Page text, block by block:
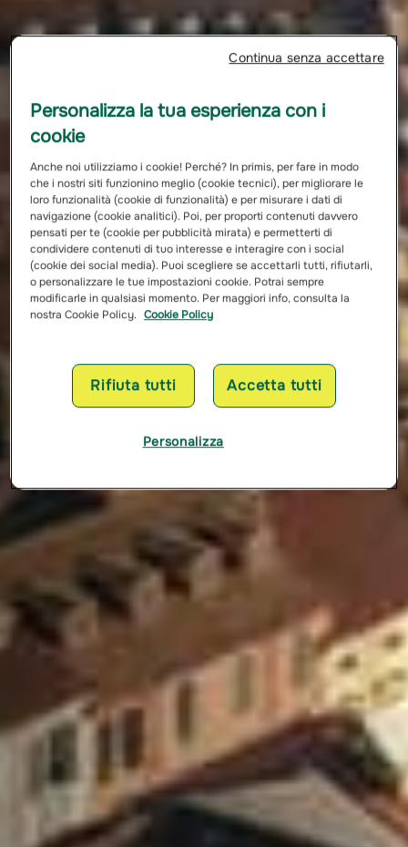
Personalizza la tua esperienza con i
cookie
Anche noi utilizziamo i cookie! Perché? In primis, per fare in modo
che i nostri siti funzionino meglio (cookie tecnici), per migliorare le
loro funzionalità (cookie di funzionalità) e per misurare i dati di
navigazione (cookie analitici). Poi, per proporti contenuti davvero
pensati per te (cookie per pubblicità mirata) e permetterti di
condividere contenuti di tuo interesse e interagire con i social
(cookie dei social media). Puoi scegliere se accettarli tutti, rifiutarli,
o personalizzare le tue impostazioni cookie. Potrai sempre
modificarle in qualsiasi momento. Per maggiori info, consulta la
nostra Cookie Policy. Cookie Policy
Rifiuta tutti Accetta tutti
Personalizza
Continua senza accettare